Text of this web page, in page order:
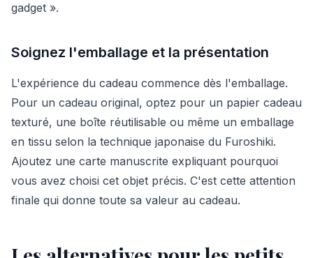
gadget ».
Soignez l'emballage et la présentation
L'expérience du cadeau commence dès l'emballage.
Pour un cadeau original, optez pour un papier cadeau
texturé, une boîte réutilisable ou même un emballage
en tissu selon la technique japonaise du Furoshiki.
Ajoutez une carte manuscrite expliquant pourquoi
vous avez choisi cet objet précis. C'est cette attention
finale qui donne toute sa valeur au cadeau.